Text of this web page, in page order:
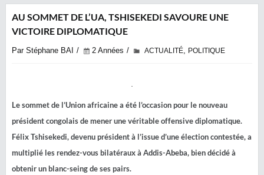
AU SOMMET DE L’UA, TSHISEKEDI SAVOURE UNE
VICTOIRE DIPLOMATIQUE
Par Stéphane BAI 2 Années ACTUALITÉ, POLITIQUE
Le sommet de l’Union africaine a été l’occasion pour le nouveau
président congolais de mener une véritable offensive diplomatique.
Félix Tshisekedi, devenu président à l’issue d’une élection contestée, a
multiplié les rendez-vous bilatéraux à Addis-Abeba, bien décidé à
obtenir un blanc-seing de ses pairs.